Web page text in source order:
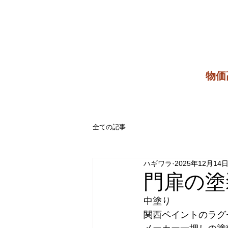
物価
全ての記事
門扉の
ハギワラ 2025年12月14日
中塗り
関西ペイントのラ